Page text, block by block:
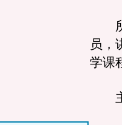
所
员，
学课
主